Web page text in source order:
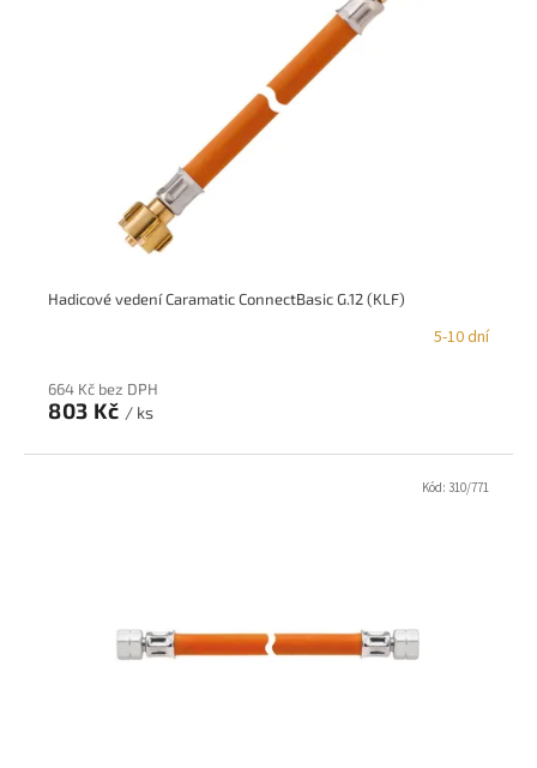
Hadicové vedení Caramatic ConnectBasic G.12 (KLF)
5-10 dní
664 Kč bez DPH
803 Kč / ks
Kód: 310/771